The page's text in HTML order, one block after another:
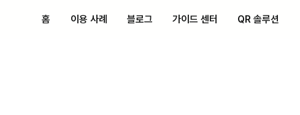
홈 이용 사례 블로그 가이드 센터 QR 솔루션